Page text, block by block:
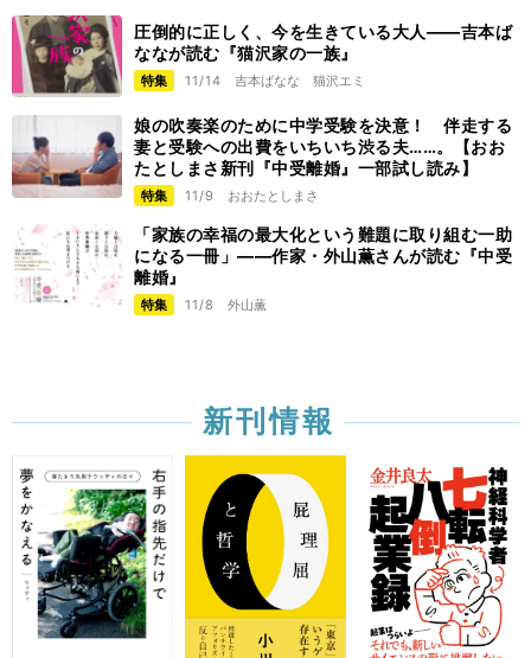
圧倒的に正しく、今を生きている大人―—吉本ば
ななが読む『猫沢家の一族』
特集 11/14 吉本ばなな 猫沢エミ
娘の吹奏楽のために中学受験を決意！ 伴走する
妻と受験への出費をいちいち渋る夫……。【おお
たとしまさ新刊『中受離婚』一部試し読み】
特集 11/9 おおたとしまさ
「家族の幸福の最大化という難題に取り組む一助
になる一冊」――作家・外山薫さんが読む『中受
離婚』
特集 11/8 外山薫
新刊情報